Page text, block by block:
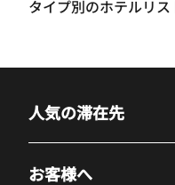
タイプ別のホテルリス
人気の滞在先
お客様へ